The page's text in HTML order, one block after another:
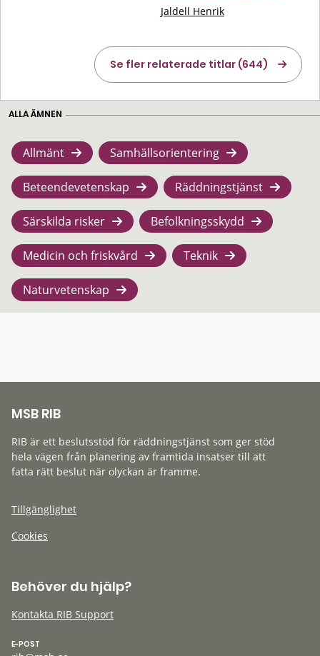
Jaldell Henrik
Se fler relaterade titlar (644)
ALLA ÄMNEN
Allmänt Samhällsorientering
Beteendevetenskap Räddningstjänst
Särskilda risker Befolkningsskydd
Medicin och friskvård Teknik
Naturvetenskap
MSB RIB
RIB är ett beslutsstöd för räddningstjänst som ger stöd
hela vägen från planering av framtida insatser till att
fatta rätt beslut när olyckan är framme.
Tillgänglighet
Cookies
Behöver du hjälp?
Kontakta RIB Support
E-POST